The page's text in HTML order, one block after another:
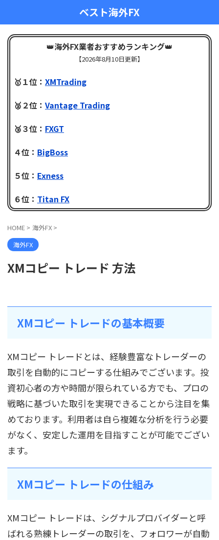
ベスト海外FX
👑海外FX業者おすすめランキング👑
【2026年8月10日更新】
🥇１位： XMTrading
🥈２位： Vantage Trading
🥉３位： FXGT
４位： BigBoss
５位： Exness
６位： Titan FX
HOME > 海外FX >
海外FX
XMコピー トレード 方法
XMコピー トレードの基本概要
XMコピー トレードとは、経験豊富なトレーダーの
取引を自動的にコピーする仕組みでございます。投
資初心者の方や時間が限られている方でも、プロの
戦略に基づいた取引を実現できることから注目を集
めております。利用者は自ら複雑な分析を行う必要
がなく、安定した運用を目指すことが可能でござい
ます。
XMコピー トレードの仕組み
XMコピー トレードは、シグナルプロバイダーと呼
ばれる熟練トレーダーの取引を、フォロワーが自動